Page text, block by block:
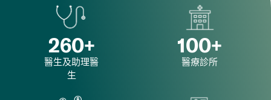
260+
醫生及助理醫
生
100+
醫療診所